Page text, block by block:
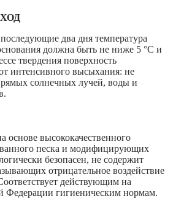
два дня температура
должна быть не ниже 5 °С и
твердения поверхность
интенсивного высыхания: не
солнечных лучей, воды и
основе высококачественного
песка и модифицирующих
безопасен, не содержит
отрицательное воздействие
действующим на
Федерации гигиеническим нормам.